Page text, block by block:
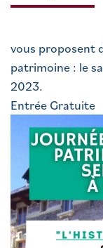
vous proposent
patrimoine : le
2023.
Entrée Gratuite